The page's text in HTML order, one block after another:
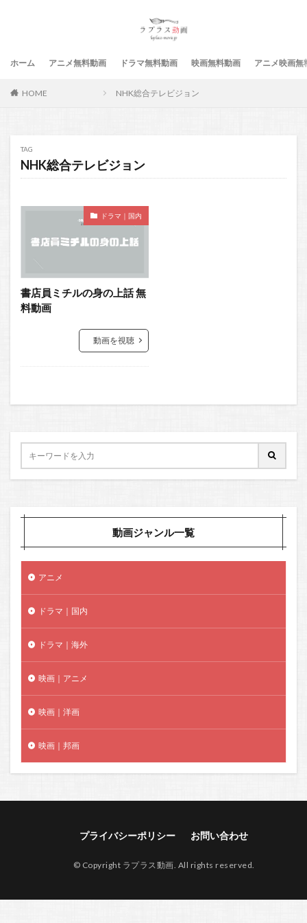
ホーム アニメ無料動画 ドラマ無料動画 映画無料動画 アニメ映画無
HOME NHK総合テレビジョン
TAG
NHK総合テレビジョン
ドラマ｜国内
書店員ミチルの身の上話 無
料動画
動画を視聴
動画ジャンル一覧
アニメ
ドラマ｜国内
ドラマ｜海外
映画｜アニメ
映画｜洋画
映画｜邦画
プライバシーポリシー お問い合わせ
© Copyright ラプラス動画. All rights reserved.